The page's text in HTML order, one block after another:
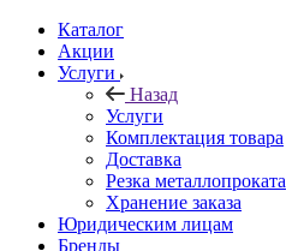
Каталог
Акции
Услуги
Назад
Услуги
Комплектация товара
Доставка
Резка металлопроката
Хранение заказа
Юридическим лицам
Бренды